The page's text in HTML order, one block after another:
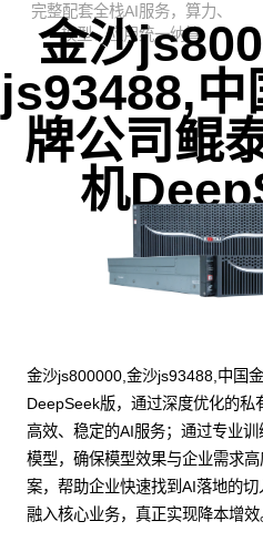
完整配套全栈AI服务，算力、
模型、应用统一纳管
金沙
js93488,中
牌公司鲲
机
金沙js800000,金沙js93488,中国
DeepSeek版，通过深度优化的私
高效、稳定的AI服务；通过专业
模型，确保模型效果与企业需求
案，帮助企业快速找到AI落地的
融入核心业务，真正实现降本增效